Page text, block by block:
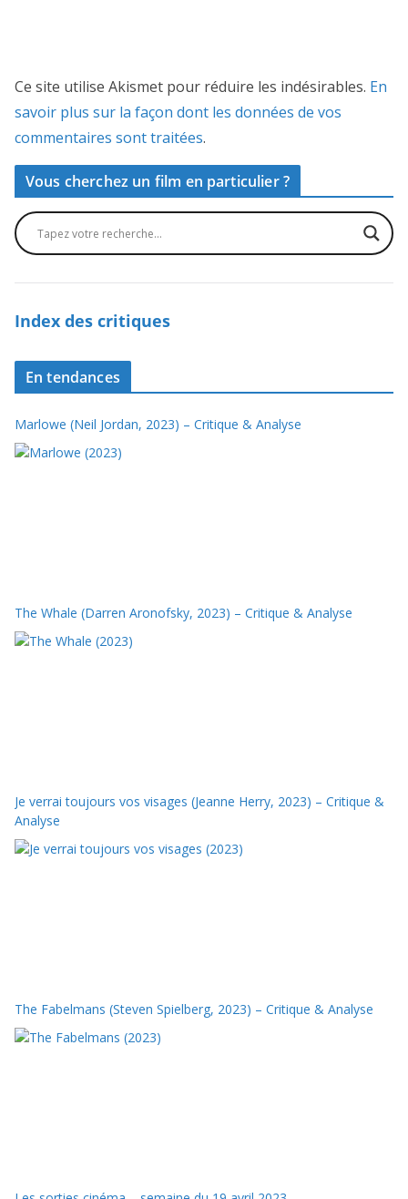
Ce site utilise Akismet pour réduire les indésirables. En
savoir plus sur la façon dont les données de vos
commentaires sont traitées.
Vous cherchez un film en particulier ?
Index des critiques
En tendances
Marlowe (Neil Jordan, 2023) – Critique & Analyse
The Whale (Darren Aronofsky, 2023) – Critique & Analyse
Je verrai toujours vos visages (Jeanne Herry, 2023) – Critique &
Analyse
The Fabelmans (Steven Spielberg, 2023) – Critique & Analyse